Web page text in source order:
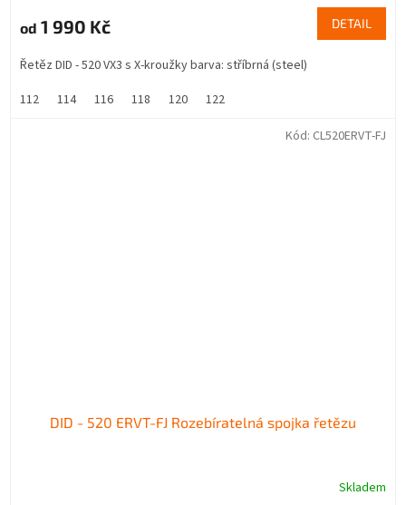
od 1 990 Kč DETAIL
Řetěz DID - 520 VX3 s X-kroužky barva: stříbrná (steel)
112
114 116 118 120 122
DID - 520 ERVT-FJ Rozebíratelná spojka řetězu
Skladem
Kód: CL520ERVT-FJ